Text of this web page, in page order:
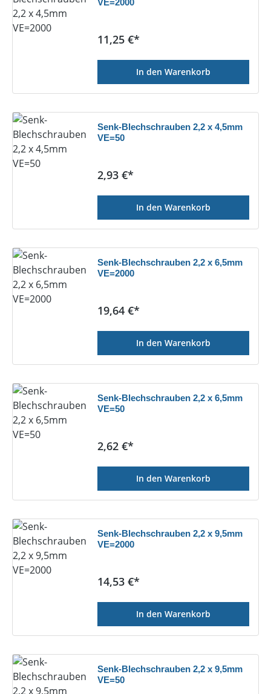
Regulärer Preis:
11,25 €*
In den Warenkorb
Senk-Blechschrauben 2,2 x 4,5mm
VE=50
Regulärer Preis:
2,93 €*
In den Warenkorb
Senk-Blechschrauben 2,2 x 6,5mm
VE=2000
Regulärer Preis:
19,64 €*
In den Warenkorb
Senk-Blechschrauben 2,2 x 6,5mm
VE=50
Regulärer Preis:
2,62 €*
In den Warenkorb
Senk-Blechschrauben 2,2 x 9,5mm
VE=2000
Regulärer Preis:
14,53 €*
In den Warenkorb
Senk-Blechschrauben 2,2 x 9,5mm
VE=50